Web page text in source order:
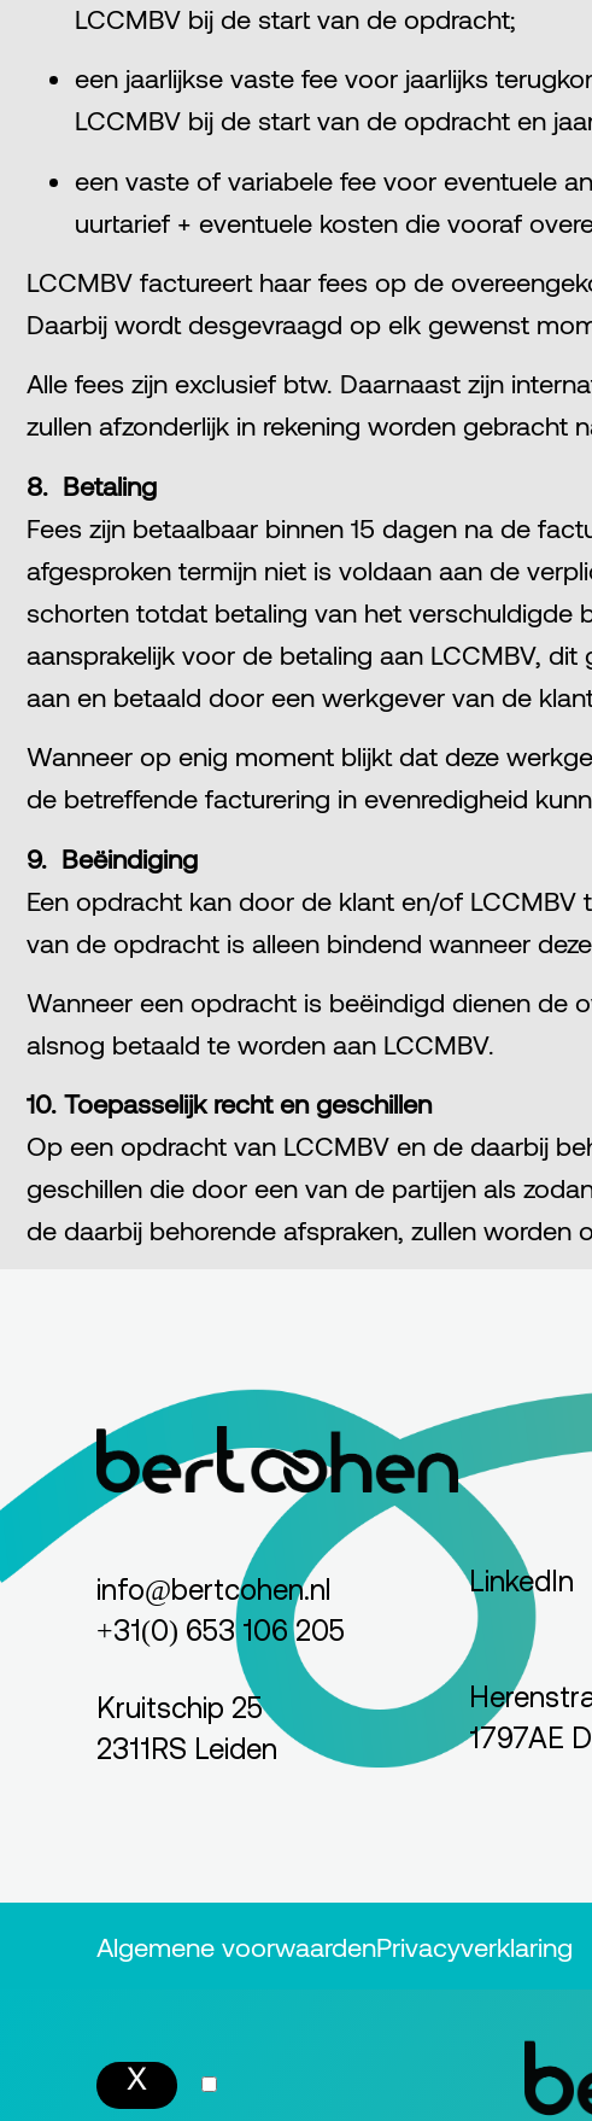
LCCMBV bij de start van de opdracht;
een jaarlijkse vaste fee voor jaarlijks
LCCMBV bij de start van de opdracht en
een vaste of variabele fee voor eventuele
uurtarief + eventuele kosten die vooraf
LCCMBV factureert haar fees op de
Daarbij wordt desgevraagd op elk gewenst
Alle fees zijn exclusief btw. Daarnaast zijn
zullen afzonderlijk in rekening worden gebracht
8. Betaling
Fees zijn betaalbaar binnen 15 dagen na de
afgesproken termijn niet is voldaan aan de
schorten totdat betaling van het verschuldigde
aansprakelijk voor de betaling aan LCCMBV,
aan en betaald door een werkgever van de
Wanneer op enig moment blijkt dat deze
de betreffende facturering in evenredigheid
9. Beëindiging
Een opdracht kan door de klant en/of
van de opdracht is alleen bindend wanneer
Wanneer een opdracht is beëindigd dienen de
alsnog betaald te worden aan LCCMBV.
10. Toepasselijk recht en geschillen
Op een opdracht van LCCMBV en de daarbij
geschillen die door een van de partijen als
de daarbij behorende afspraken, zullen
info@bertcohen.nl
+31(0) 653 106 205
Kruitschip 25
2311RS Leiden
LinkedIn
1797AE
Algemene voorwaardenPrivacyverklaring